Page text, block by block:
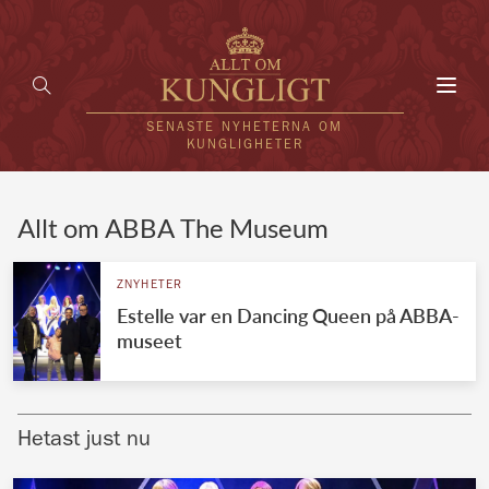
SENASTE NYHETERNA OM
KUNGLIGHETER
UTLÄNDSKT
VÄRLDENS KUNGAHUS
Brittiska kungahuset
Allt om ABBA The Museum
ZNYHETER
Estelle var en Dancing Queen på ABBA-
museet
Hetast just nu